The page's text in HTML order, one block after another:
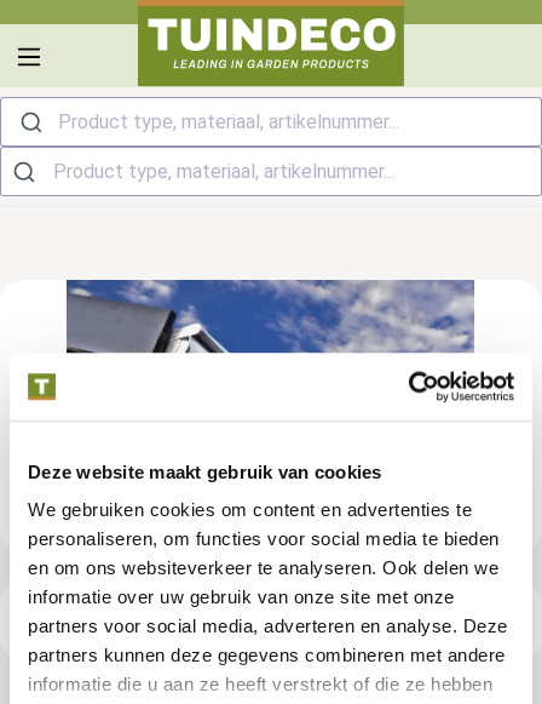
Deze website maakt gebruik van cookies
We gebruiken cookies om content en advertenties te
personaliseren, om functies voor social media te bieden
en om ons websiteverkeer te analyseren. Ook delen we
informatie over uw gebruik van onze site met onze
partners voor social media, adverteren en analyse. Deze
partners kunnen deze gegevens combineren met andere
informatie die u aan ze heeft verstrekt of die ze hebben
Product type, materiaal, artikelnummer...
Productspecificaties